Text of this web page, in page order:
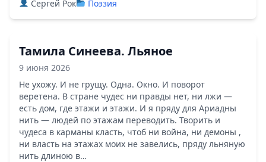
Сергей Рок
Поэзия
Тамила Синеева. Льяное
9 июня 2026
Не ухожу. И не грущу. Одна. Окно. И поворот
веретена. В стране чудес ни правды нет, ни лжи —
есть дом, где этажи и этажи. И я пряду для Ариадны
нить — людей по этажам переводить. Творить и
чудеса в карманы класть, чтоб ни война, ни демоны ,
ни власть на этажах моих не завелись, пряду льняную
нить длиною в…